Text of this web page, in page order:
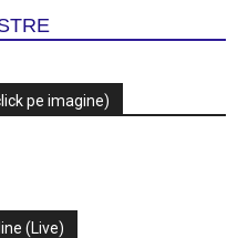
pe imagine)
(Live)